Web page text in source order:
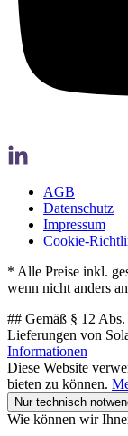
AGB
Datenschutz
Impressum
Cookie-
* Alle Preise inkl.
wenn nicht anders
## Gemäß § 12
Lieferungen von
Informationen
Diese Website
bieten zu können.
Nur technisch
Wie können wir